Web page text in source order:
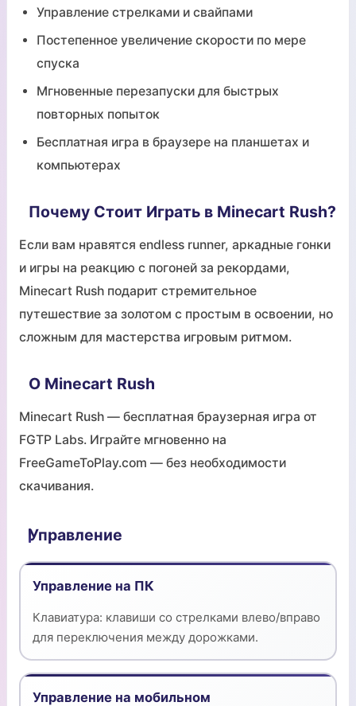
Управление стрелками и свайпами
Постепенное увеличение скорости по мере
спуска
Мгновенные перезапуски для быстрых
повторных попыток
Бесплатная игра в браузере на планшетах и
компьютерах
Почему Стоит Играть в Minecart Rush?
Если вам нравятся endless runner, аркадные гонки
и игры на реакцию с погоней за рекордами,
Minecart Rush подарит стремительное
путешествие за золотом с простым в освоении, но
сложным для мастерства игровым ритмом.
О Minecart Rush
Minecart Rush — бесплатная браузерная игра от
FGTP Labs. Играйте мгновенно на
FreeGameToPlay.com — без необходимости
скачивания.
Управление
Управление на ПК
Клавиатура: клавиши со стрелками влево/вправо
для переключения между дорожками.
Управление на мобильном